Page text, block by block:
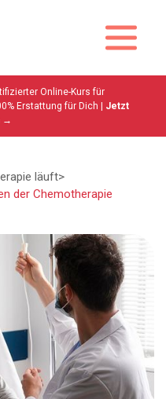
Online-Kurs für
Erstattung für Dich |
Jetzt
→
läuft>
der Chemotherapie